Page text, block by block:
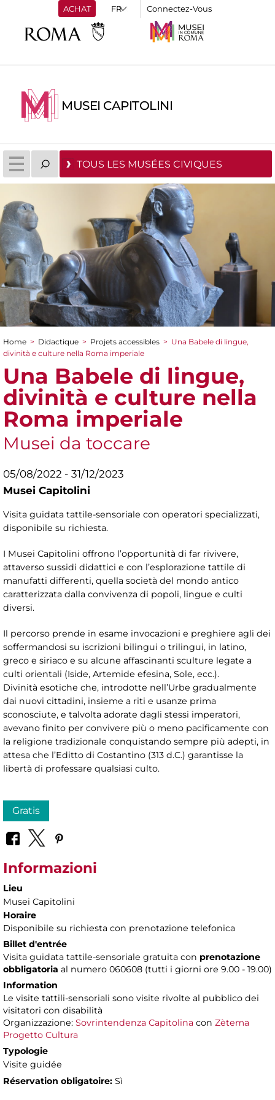
ACHAT Connectez-Vous
MUSEI CAPITOLINI
TOUS LES MUSÉES CIVIQUES
You are here
Home > Didactique > Projets accessibles > Una Babele di lingue,
divinità e culture nella Roma imperiale
Una Babele di lingue,
divinità e culture nella
Roma imperiale
Musei da toccare
05/08/2022 - 31/12/2023
Musei Capitolini
Visita guidata tattile-sensoriale con operatori specializzati,
disponibile su richiesta.
I Musei Capitolini offrono l’opportunità di far rivivere,
attaverso sussidi didattici e con l’esplorazione tattile di
manufatti differenti, quella società del mondo antico
caratterizzata dalla convivenza di popoli, lingue e culti
diversi.
Il percorso prende in esame invocazioni e preghiere agli dei
soffermandosi su iscrizioni bilingui o trilingui, in latino,
greco e siriaco e su alcune affascinanti sculture legate a
culti orientali (Iside, Artemide efesina, Sole, ecc.).
Divinità esotiche che, introdotte nell’Urbe gradualmente
dai nuovi cittadini, insieme a riti e usanze prima
sconosciute, e talvolta adorate dagli stessi imperatori,
avevano finito per convivere più o meno pacificamente con
la religione tradizionale conquistando sempre più adepti, in
attesa che l’Editto di Costantino (313 d.C.) garantisse la
libertà di professare qualsiasi culto.
Gratis
Informazioni
Lieu
Musei Capitolini
Horaire
Disponibile su richiesta con prenotazione telefonica
Billet d'entrée
Visita guidata tattile-sensoriale gratuita con prenotazione
obbligatoria al numero 060608 (tutti i giorni ore 9.00 - 19.00)
Information
Le visite tattili-sensoriali sono visite rivolte al pubblico dei
visitatori con disabilità
Organizzazione: Sovrintendenza Capitolina con Zètema
Progetto Cultura
Typologie
Visite guidée
Réservation obligatoire: Sì